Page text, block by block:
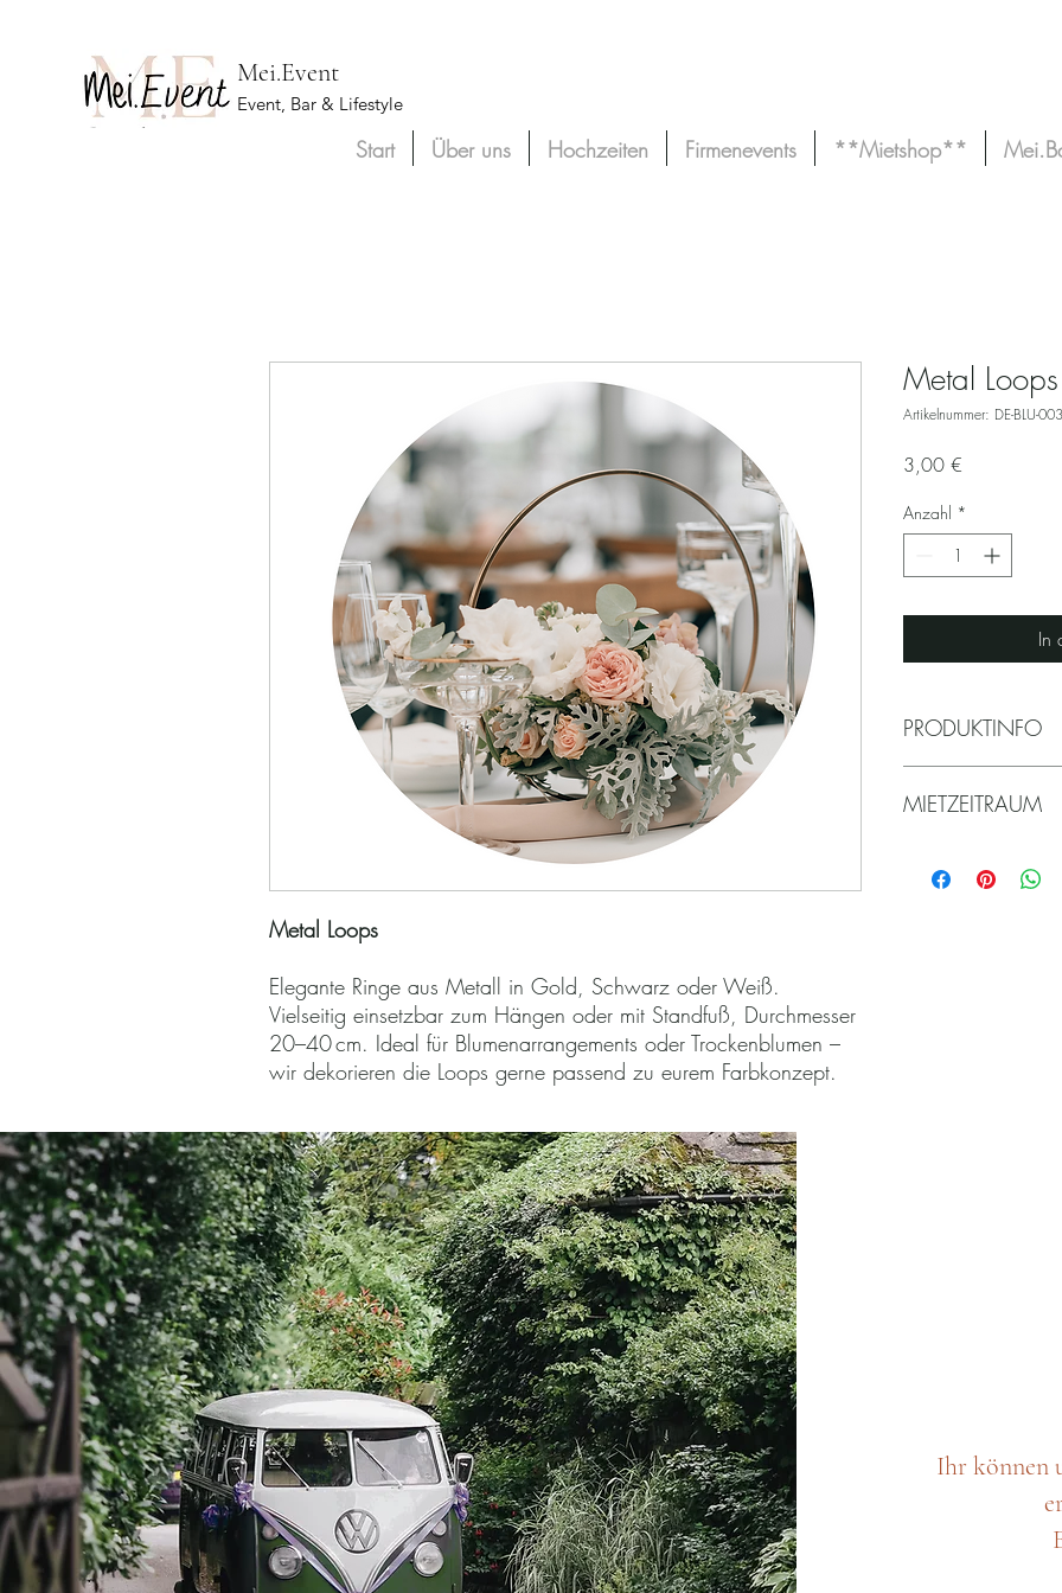
Mei.Event
Event, Bar & Lifestyle
Start Über uns Hochzeiten Firmenevents **Mietshop**
Metal Loops
Elegante Ringe aus Metall in Gold, Schwarz oder Weiß.
Vielseitig einsetzbar zum Hängen oder mit Standfuß, Durchmesser
20–40 cm. Ideal für Blumenarrangements oder Trockenblumen –
wir dekorieren die Loops gerne passend zu eurem Farbkonzept.
Metal Loops
Artikelnummer: DE-BLU-003
3,00 €
Anzahl *
In
PRODUKTINFO
Gold | Schwarz, |
Gerne dekorieren
MIETZEITRAUM
(z.B. Freitag bis
Ihr können